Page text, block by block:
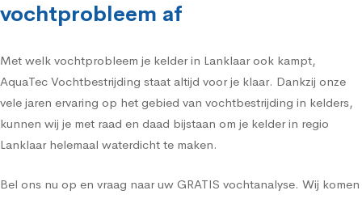
vochtprobleem af
Met welk vochtprobleem je kelder in Lanklaar ook kampt,
AquaTec Vochtbestrijding staat altijd voor je klaar. Dankzij onze
vele jaren ervaring op het gebied van vochtbestrijding in kelders,
kunnen wij je met raad en daad bijstaan om je kelder in regio
Lanklaar helemaal waterdicht te maken.
Bel ons nu op en vraag naar uw GRATIS vochtanalyse. Wij komen